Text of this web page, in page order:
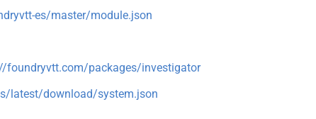
es/master/module.json
foundryvtt.com/packages/investigator
latest/download/system.json